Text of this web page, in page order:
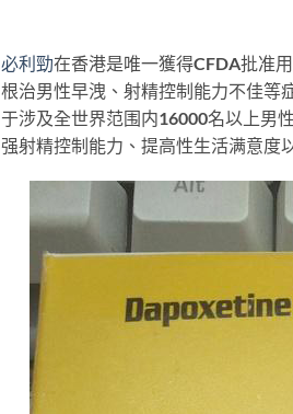
必利勁在香港是唯一獲得CFDA批准
根治男性早洩、射精控制能力不佳等
于涉及全世界范围内16000名以上男
强射精控制能力、提高性生活满意度